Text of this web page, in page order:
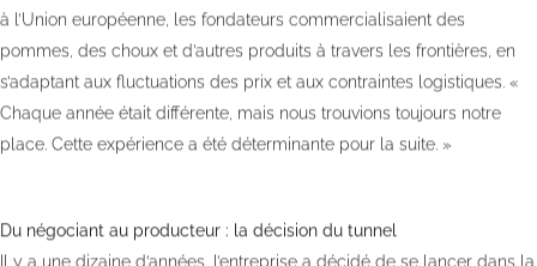
à l’Union européenne, les fondateurs commercialisaient des
pommes, des choux et d’autres produits à travers les frontières, en
s’adaptant aux fluctuations des prix et aux contraintes logistiques. «
Chaque année était différente, mais nous trouvions toujours notre
place. Cette expérience a été déterminante pour la suite. »
Du négociant au producteur : la décision du tunnel
Il y a une dizaine d’années, l’entreprise a décidé de se lancer dans la